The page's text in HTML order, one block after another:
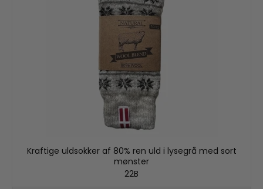
Kraftige uldsokker af 80% ren uld i lysegrå med sort
mønster
22B